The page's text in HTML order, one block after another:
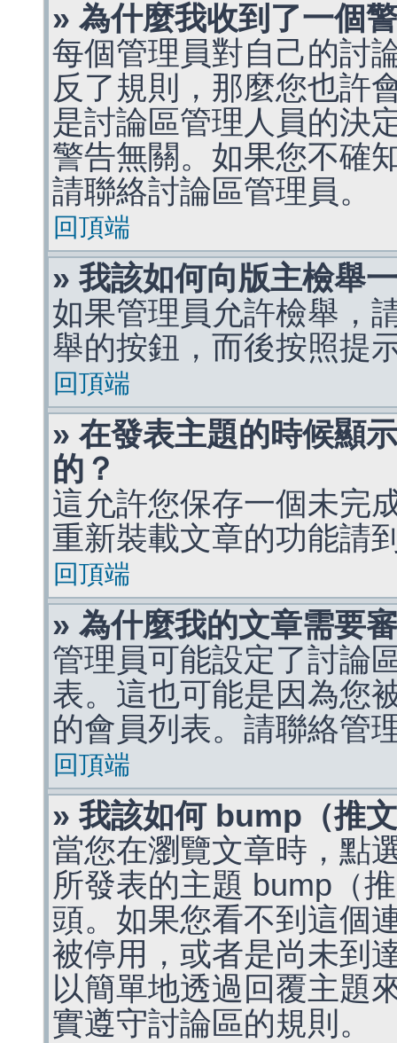
» 為什麼我收到了一個
每個管理員對自己的討
反了規則，那麼您也許
是討論區管理人員的決
警告無關。如果您不確
請聯絡討論區管理員。
回頂端
» 我該如何向版主檢舉
如果管理員允許檢舉，
舉的按鈕，而後按照提
回頂端
» 在發表主題的時候顯
的？
這允許您保存一個未完
重新裝載文章的功能請
回頂端
» 為什麼我的文章需要
管理員可能設定了討論
表。這也可能是因為您
的會員列表。請聯絡管
回頂端
» 我該如何 bump（推
當您在瀏覽文章時，點
所發表的主題 bump（
頭。如果您看不到這個
被停用，或者是尚未到
以簡單地透過回覆主題
實遵守討論區的規則。